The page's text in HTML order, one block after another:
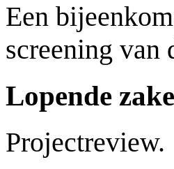
Een
screening van
Lopende
Projectreview.